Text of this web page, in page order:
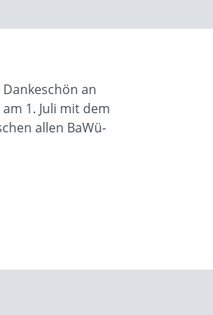
an
1. Juli mit dem
allen BaWü-